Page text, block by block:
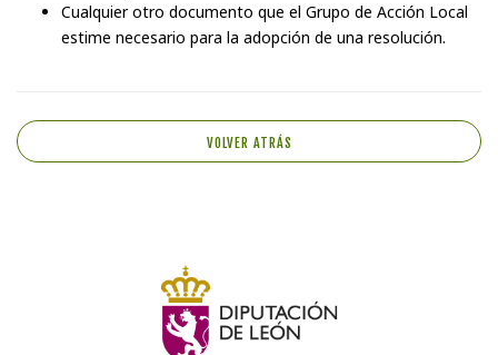
Cualquier otro documento que el Grupo de Acción Local
estime necesario para la adopción de una resolución.
VOLVER ATRÁS